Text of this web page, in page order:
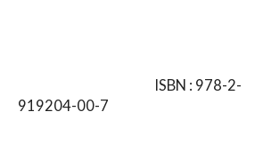
ISBN : 978-2-
919204-00-7